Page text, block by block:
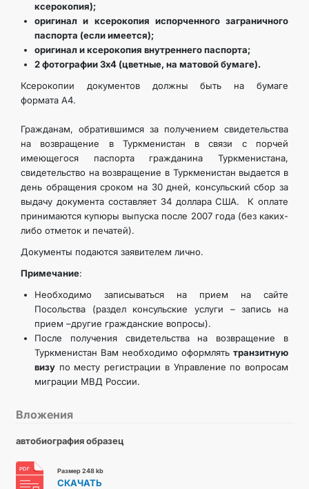
ксерокопия);
оригинал и ксерокопия испорченного заграничного
паспорта (если имеется);
оригинал и ксерокопия внутреннего паспорта;
2 фотографии 3х4 (цветные, на матовой бумаге).
Ксерокопии документов должны быть на бумаге
формата А4.
Гражданам, обратившимся за получением свидетельства
на возвращение в Туркменистан в связи с порчей
имеющегося паспорта гражданина Туркменистана,
свидетельство на возвращение в Туркменистан выдается в
день обращения сроком на 30 дней, консульский сбор за
выдачу документа составляет 34 доллара США. К оплате
принимаются купюры выпуска после 2007 года (без каких-
либо отметок и печатей).
Документы подаются заявителем лично.
Примечание:
Необходимо записываться на прием на сайте
Посольства (раздел консульские услуги – запись на
прием –другие гражданские вопросы).
После получения свидетельства на возвращение в
Туркменистан Вам необходимо оформлять транзитную
визу по месту регистрации в Управление по вопросам
миграции МВД России.
Вложения
автобиография образец
Размер 248 kb
СКАЧАТЬ